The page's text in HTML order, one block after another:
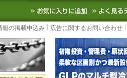
ど国内外の最新の物流ニュース
お気に入
報の掲載申込み 広告に関するお問い合わせ